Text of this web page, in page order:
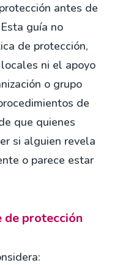
antes de
guía no
de protección,
ni el apoyo
o grupo
de
que quienes
si alguien revela
o parece estar
de protección